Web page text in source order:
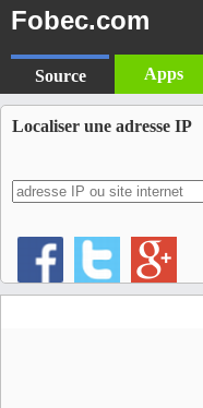
Fobec.com
Source Apps
Localiser une adresse IP